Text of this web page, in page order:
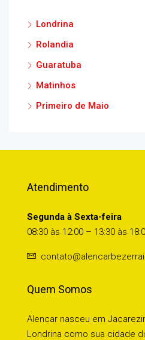
Londrina
Rolandia
Guaratuba
Matinhos
Primeiro de Maio
Atendimento
Segunda à Sexta-feira
08:30 às 12:00 – 13:30 às
Quem Somos
Alencar nasceu em
Londrina como sua cidade